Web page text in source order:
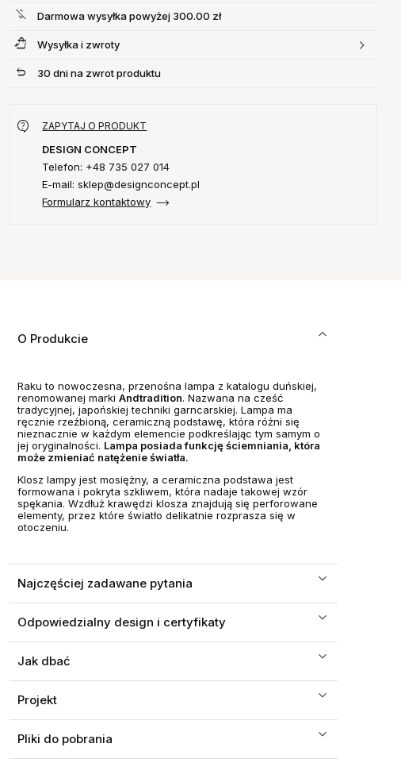
Darmowa wysyłka powyżej 300.00 zł
Wysyłka i zwroty
30 dni na zwrot produktu
ZAPYTAJ O PRODUKT
DESIGN CONCEPT
Telefon: +48 735 027 014
E-mail: sklep@designconcept.pl
Formularz kontaktowy
O Produkcie
Raku to nowoczesna, przenośna lampa z katalogu duńskiej,
renomowanej markiAndtradition. Nazwana na cześć
tradycyjnej, japońskiej techniki garncarskiej. Lampa ma
ręcznie rzeźbioną, ceramiczną podstawę, która różni się
nieznacznie w każdym elemencie podkreślając tym samym o
jej oryginalności. Lampa posiada funkcję ściemniania, która
może zmieniać natężenie światła.
Klosz lampy jest mosiężny, a ceramiczna podstawa jest
formowana i pokryta szkliwem, która nadaje takowej wzór
spękania. Wzdłuż krawędzi klosza znajdują się perforowane
elementy, przez które światło delikatnie rozprasza się w
otoczeniu.
Najczęściej zadawane pytania
Odpowiedzialny design i certyfikaty
Jak dbać
Projekt
Pliki do pobrania